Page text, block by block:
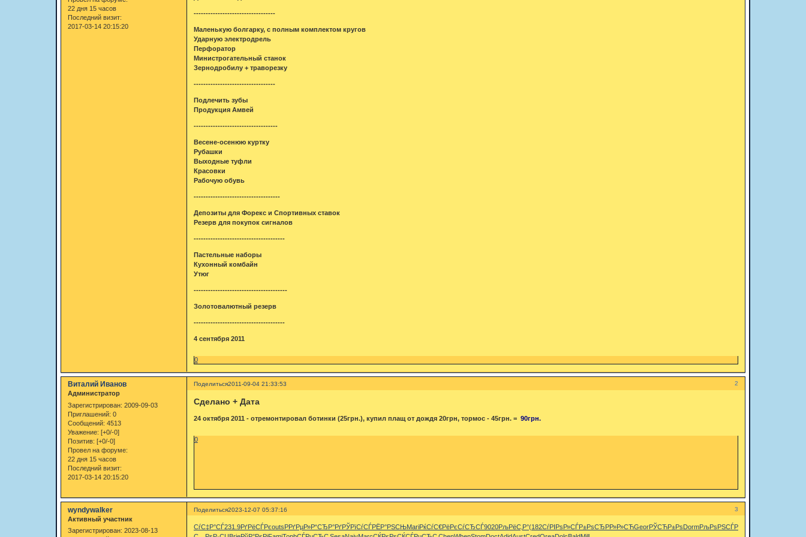
22 дня 15 часов
Последний визит:
2017-03-14 20:15:20
----------------------------------
Маленькую болгарку, с полным комплектом кругов
Ударную электродрель
Перфоратор
Министрогательный станок
Зернодробилу + траворезку
----------------------------------
Подлечить зубы
Продукция Амвей
-----------------------------------
Весене-осенюю куртку
Рубашки
Выходные туфли
Красовки
Рабочую обувь
------------------------------------
Депозиты для Форекс и Спортивных ставок
Резерв для покупок сигналов
--------------------------------------
Пастельные наборы
Кухонный комбайн
Утюг
---------------------------------------
Золотовалютный резерв
--------------------------------------
4 сентября 2011
0
Поделиться 2
2011-09-04 21:33:53
Виталий Иванов
Администратор
Зарегистрирован: 2009-09-03
Приглашений: 0
Сообщений: 4513
Уважение: [+0/-0]
Позитив: [+0/-0]
Провел на форуме:
22 дня 15 часов
Последний визит:
2017-03-14 20:15:20
Сделано + Дата
24 октября 2011 - отремонтировал ботинки (25грн.), купил плащ от дождя 20грн, тормос - 45грн. = 90грн.
0
Поделиться 3
2023-12-07 05:37:16
wyndywalker
Активный участник
Зарегистрирован: 2023-08-13
СѓС‡Р°СЃ231.9РґРёСЃРєouts РРґРµР»Р“СЂР°РґРЎРїСѓСЃРЁР°РЅСЊMariРќСѓС€РёРєСѓСЂСЃ9020РљРёС‚Р°(182СѓРІРѕР»СЃР±РѕСЂ РР»Р»СЋGeorРЎСЋР±Рѕ DormРљРѕРЅСЃРљРѕРЅСЃ